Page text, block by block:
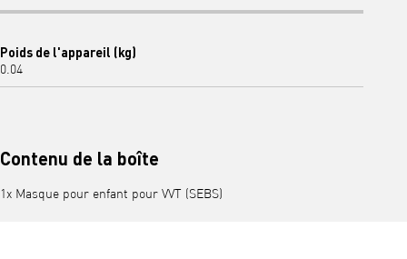
Poids de l'appareil (kg)
0.04
Contenu de la boîte
1x Masque pour enfant pour VVT (SEBS)